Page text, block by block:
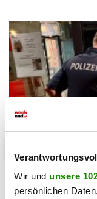
Wir und unsere
persönlichen
Lehrer tötet Ex-
Schulbibliothek